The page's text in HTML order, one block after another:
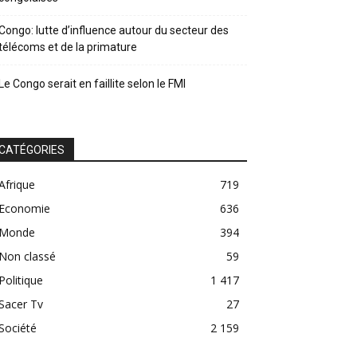
lutte d’influence autour du secteur des
et de la primature
Congo serait en faillite selon le FMI
719
636
394
classé
59
1 417
Tv
27
2 159